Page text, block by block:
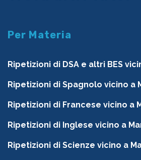
Per Materia
Ripetizioni di DSA e altri BES
Ripetizioni di Spagnolo vicino a
Ripetizioni di Francese vicino a
Ripetizioni di Inglese vicino a
Ripetizioni di Scienze vicino a